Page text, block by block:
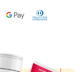
Google PayDiners Club